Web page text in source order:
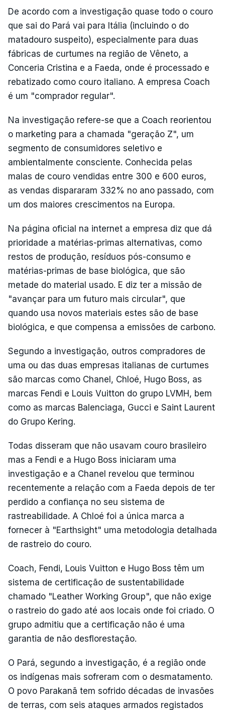
De acordo com a investigação quase todo o couro
que sai do Pará vai para Itália (incluindo o do
matadouro suspeito), especialmente para duas
fábricas de curtumes na região de Vêneto, a
Conceria Cristina e a Faeda, onde é processado e
rebatizado como couro italiano. A empresa Coach
é um "comprador regular".
Na investigação refere-se que a Coach reorientou
o marketing para a chamada "geração Z", um
segmento de consumidores seletivo e
ambientalmente consciente. Conhecida pelas
malas de couro vendidas entre 300 e 600 euros,
as vendas dispararam 332% no ano passado, com
um dos maiores crescimentos na Europa.
Na página oficial na internet a empresa diz que dá
prioridade a matérias-primas alternativas, como
restos de produção, resíduos pós-consumo e
matérias-primas de base biológica, que são
metade do material usado. E diz ter a missão de
"avançar para um futuro mais circular", que
quando usa novos materiais estes são de base
biológica, e que compensa a emissões de carbono.
Segundo a investigação, outros compradores de
uma ou das duas empresas italianas de curtumes
são marcas como Chanel, Chloé, Hugo Boss, as
marcas Fendi e Louis Vuitton do grupo LVMH, bem
como as marcas Balenciaga, Gucci e Saint Laurent
do Grupo Kering.
Todas disseram que não usavam couro brasileiro
mas a Fendi e a Hugo Boss iniciaram uma
investigação e a Chanel revelou que terminou
recentemente a relação com a Faeda depois de ter
perdido a confiança no seu sistema de
rastreabilidade. A Chloé foi a única marca a
fornecer à "Earthsight" uma metodologia detalhada
de rastreio do couro.
Coach, Fendi, Louis Vuitton e Hugo Boss têm um
sistema de certificação de sustentabilidade
chamado "Leather Working Group", que não exige
o rastreio do gado até aos locais onde foi criado. O
grupo admitiu que a certificação não é uma
garantia de não desflorestação.
O Pará, segundo a investigação, é a região onde
os indígenas mais sofreram com o desmatamento.
O povo Parakanã tem sofrido décadas de invasões
de terras, com seis ataques armados registados